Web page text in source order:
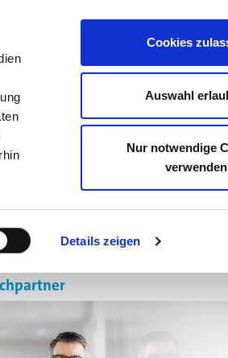
Details zeigen
Cookies
Auswahl
Nur notwendige
verwenden
05205
KARRIERE ONLINE SHOP